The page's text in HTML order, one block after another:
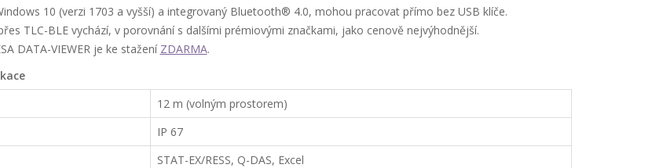
10 (verzi 1703 a vyšší) a integrovaný Bluetooth® 4.0, mohou pracovat přímo bez USB klíče.
TLC-BLE vychází, v porovnání s dalšími prémiovými značkami, jako cenově nejvýhodnější.
DATA-VIEWER je ke stažení ZDARMA.
12 m (volným prostorem)
IP 67
STAT-EX/RESS, Q-DAS, Excel